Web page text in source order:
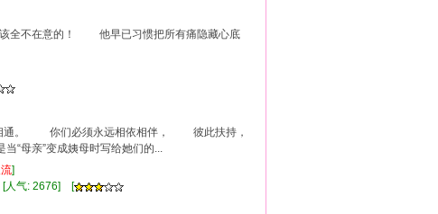
不在意的！ 他早已习惯把所有痛隐藏心底
。 你们必须永远相依相伴， 彼此扶持，
亲”变成姨母时写给她们的...
]
[人气: 2676] [